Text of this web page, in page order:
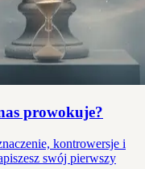
prowokuje?
kontrowersje i
swój pierwszy